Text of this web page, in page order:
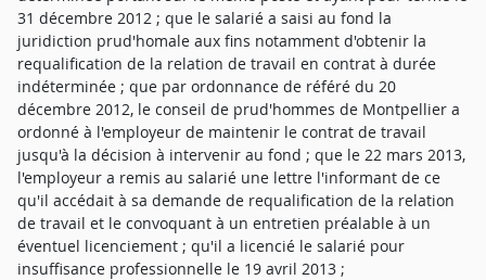
31 décembre 2012 ; que le salarié a saisi au fond la
juridiction prud'homale aux fins notamment d'obtenir la
requalification de la relation de travail en contrat à durée
indéterminée ; que par ordonnance de référé du 20
décembre 2012, le conseil de prud'hommes de Montpellier a
ordonné à l'employeur de maintenir le contrat de travail
jusqu'à la décision à intervenir au fond ; que le 22 mars 2013,
l'employeur a remis au salarié une lettre l'informant de ce
qu'il accédait à sa demande de requalification de la relation
de travail et le convoquant à un entretien préalable à un
éventuel licenciement ; qu'il a licencié le salarié pour
insuffisance professionnelle le 19 avril 2013 ;